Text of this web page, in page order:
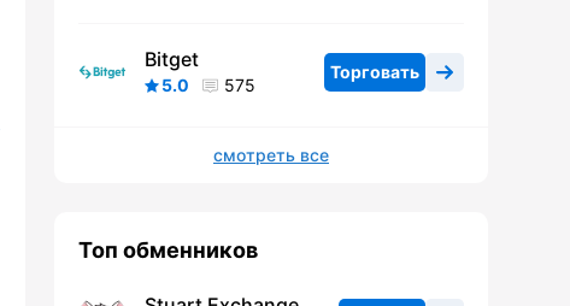
Bitget
5.0 575
Торговать
смотреть все
Топ обменников